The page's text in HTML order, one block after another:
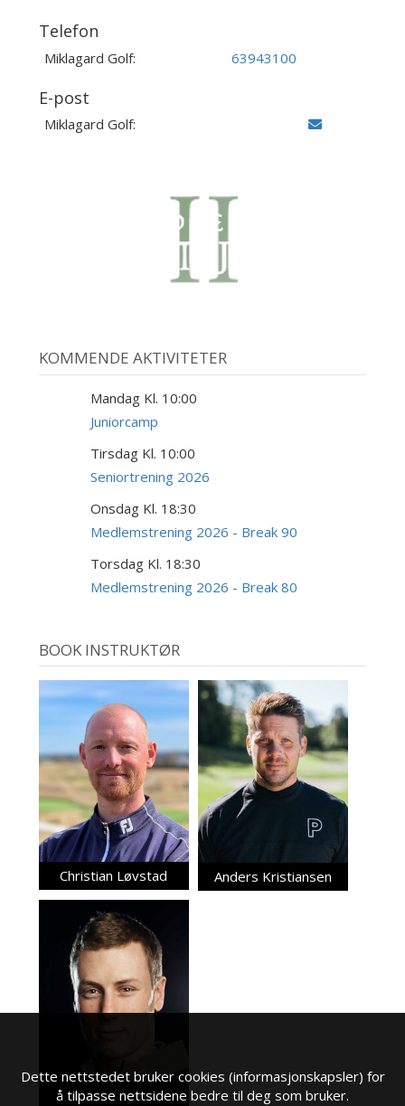
Telefon
Miklagard Golf: 63943100
E-post
Miklagard Golf:
KOMMENDE AKTIVITETER
Mandag Kl. 10:00
Juniorcamp
Tirsdag Kl. 10:00
Seniortrening 2026
Onsdag Kl. 18:30
Medlemstrening 2026 - Break 90
Torsdag Kl. 18:30
Medlemstrening 2026 - Break 80
BOOK INSTRUKTØR
Christian Løvstad Anders Kristiansen
Marius Bjone
Dette nettstedet bruker cookies (informasjonskapsler) for
å tilpasse nettsidene bedre til deg som bruker.